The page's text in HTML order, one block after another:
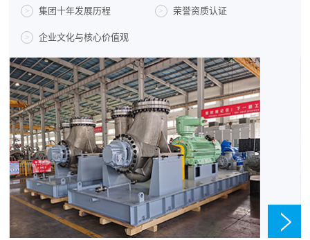
> 集团十年发展历程 > 荣誉资质认证
> 企业文化与核心价值观